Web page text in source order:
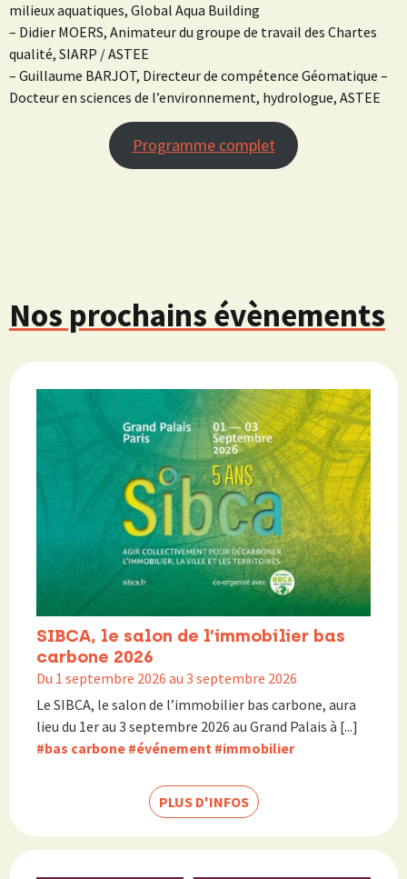
milieux aquatiques, Global Aqua Building
– Didier MOERS, Animateur du groupe de travail des Chartes
qualité, SIARP / ASTEE
– Guillaume BARJOT, Directeur de compétence Géomatique –
Docteur en sciences de l’environnement, hydrologue, ASTEE
Programme complet
Nos prochains évènements
SIBCA, le salon de l’immobilier bas
carbone 2026
Du 1 septembre 2026 au 3 septembre 2026
Le SIBCA, le salon de l’immobilier bas carbone, aura
lieu du 1er au 3 septembre 2026 au Grand Palais à [...]
#bas carbone #événement #immobilier
PLUS D'INFOS